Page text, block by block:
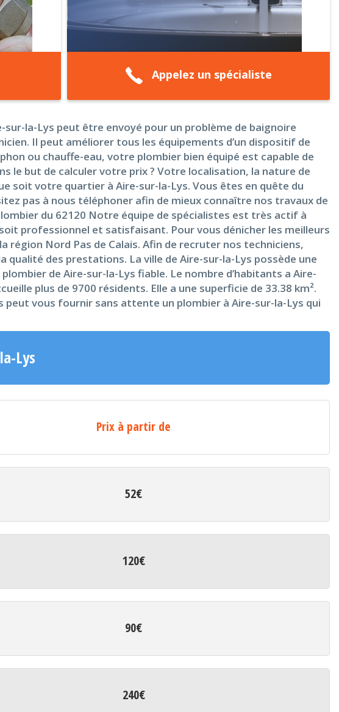
Appelez un spécialiste
la-Lys peut être envoyé pour un problème de baignoire
Il peut améliorer tous les équipements d’un dispositif de
ou chauffe-eau, votre plombier bien équipé est capable de
le but de calculer votre prix ? Votre localisation, la nature de
soit votre quartier à Aire-sur-la-Lys. Vous êtes en quête du
pas à nous téléphoner afin de mieux connaître nos travaux de
du 62120 Notre équipe de spécialistes est très actif à
professionnel et satisfaisant. Pour vous dénicher les meilleurs
Nord Pas de Calais. Afin de recruter nos techniciens,
des prestations. La ville de Aire-sur-la-Lys possède une
de Aire-sur-la-Lys fiable. Le nombre d’habitants a Aire-
plus de 9700 résidents. Elle a une superficie de 33.38 km².
peut vous fournir sans attente un plombier à Aire-sur-la-Lys qui
Lys
Prix à partir de
52€
120€
90€
240€